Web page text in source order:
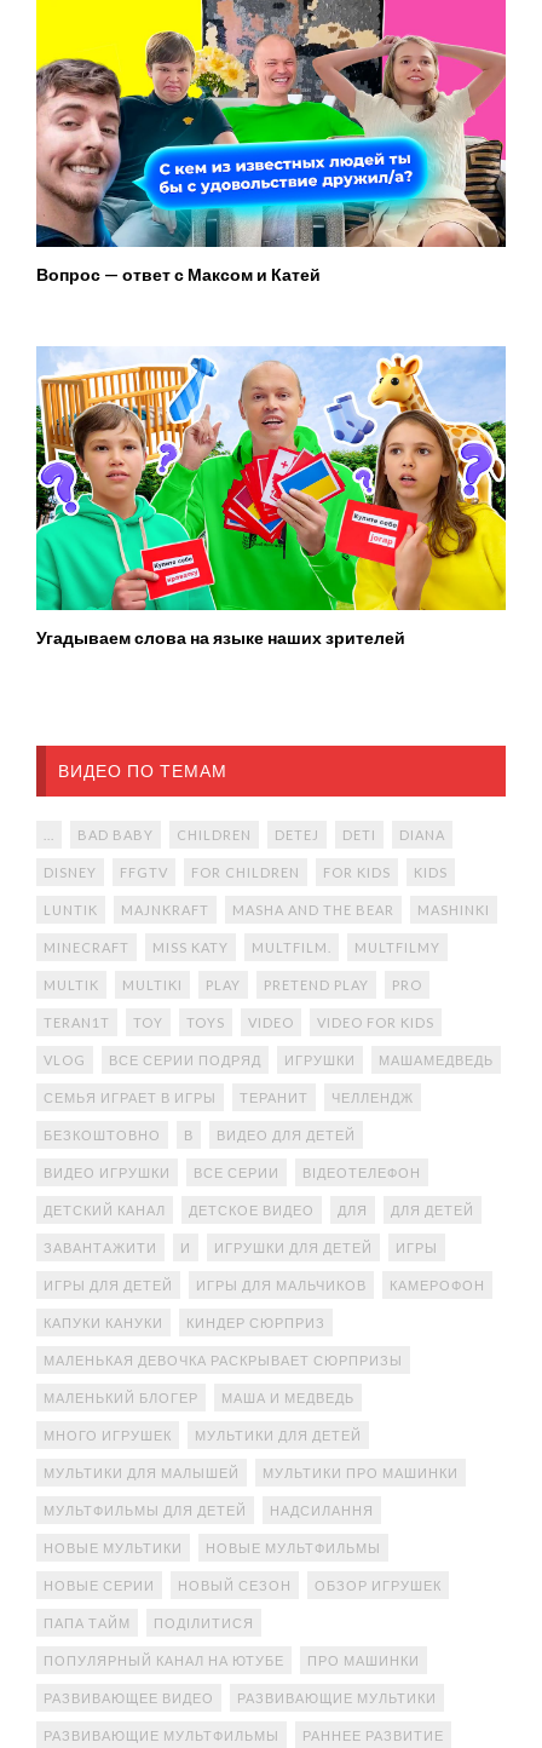
Вопрос — ответ с Максом и Катей
Угадываем слова на языке наших зрителей
ВИДЕО ПО ТЕМАМ
BAD BABY CHILDREN DETEJ DETI DIANA
DISNEY FFGTV FOR CHILDREN FOR KIDS KIDS
LUNTIK MAJNKRAFT MASHA AND THE BEAR MASHINKI
MINECRAFT MISS KATY MULTFILM. MULTFILMY
MULTIK MULTIKI PLAY PRETEND PLAY PRO
TERAN1T TOY TOYS VIDEO VIDEO FOR KIDS
VLOG ВСЕ СЕРИИ ПОДРЯД ИГРУШКИ МАШАМЕДВЕДЬ
СЕМЬЯ ИГРАЕТ В ИГРЫ ТЕРАНИТ ЧЕЛЛЕНДЖ
БЕЗКОШТОВНО В ВИДЕО ДЛЯ ДЕТЕЙ
ВИДЕО ИГРУШКИ ВСЕ СЕРИИ ВІДЕОТЕЛЕФОН
ДЕТСКИЙ КАНАЛ ДЕТСКОЕ ВИДЕО ДЛЯ ДЛЯ ДЕТЕЙ
ЗАВАНТАЖИТИ И ИГРУШКИ ДЛЯ ДЕТЕЙ ИГРЫ
ИГРЫ ДЛЯ ДЕТЕЙ ИГРЫ ДЛЯ МАЛЬЧИКОВ КАМЕРОФОН
КАПУКИ КАНУКИ КИНДЕР СЮРПРИЗ
МАЛЕНЬКАЯ ДЕВОЧКА РАСКРЫВАЕТ СЮРПРИЗЫ
МАЛЕНЬКИЙ БЛОГЕР МАША И МЕДВЕДЬ
МНОГО ИГРУШЕК МУЛЬТИКИ ДЛЯ ДЕТЕЙ
МУЛЬТИКИ ДЛЯ МАЛЫШЕЙ МУЛЬТИКИ ПРО МАШИНКИ
МУЛЬТФИЛЬМЫ ДЛЯ ДЕТЕЙ НАДСИЛАННЯ
НОВЫЕ МУЛЬТИКИ НОВЫЕ МУЛЬТФИЛЬМЫ
НОВЫЕ СЕРИИ НОВЫЙ СЕЗОН ОБЗОР ИГРУШЕК
ПАПА ТАЙМ ПОДІЛИТИСЯ
ПОПУЛЯРНЫЙ КАНАЛ НА ЮТУБЕ ПРО МАШИНКИ
РАЗВИВАЮЩЕЕ ВИДЕО РАЗВИВАЮЩИЕ МУЛЬТИКИ
РАЗВИВАЮЩИЕ МУЛЬТФИЛЬМЫ РАННЕЕ РАЗВИТИЕ